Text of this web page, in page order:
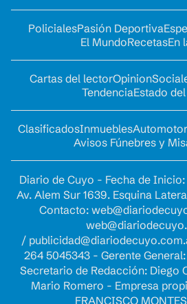
PolicialesPasión Deportiva
El MundoRecetasEn
Cartas del lectorOpinion
TendenciaEstado
ClasificadosInmuebles
Avisos Fúnebres y
Diario de Cuyo - Fecha de
Av. Alem Sur 1639. Esquina
Contacto:
/
264 5045343 - Gerente
Secretario de Redacción: Diego
Mario Romero - Empresa
FRANCISCO